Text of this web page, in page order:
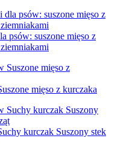
psów: suszone mięso z
mięso z kurczaka
kurczak Suszony stek